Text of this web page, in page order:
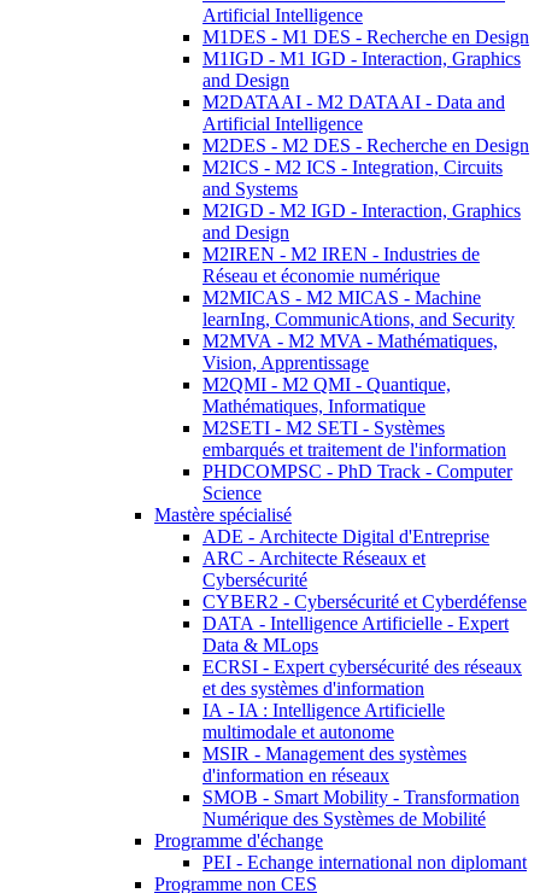
Artificial Intelligence
M1DES - M1 DES - Recherche en Design
M1IGD - M1 IGD - Interaction, Graphics
and Design
M2DATAAI - M2 DATAAI - Data and
Artificial Intelligence
M2DES - M2 DES - Recherche en Design
M2ICS - M2 ICS - Integration, Circuits
and Systems
M2IGD - M2 IGD - Interaction, Graphics
and Design
M2IREN - M2 IREN - Industries de
Réseau et économie numérique
M2MICAS - M2 MICAS - Machine
learnIng, CommunicAtions, and Security
M2MVA - M2 MVA - Mathématiques,
Vision, Apprentissage
M2QMI - M2 QMI - Quantique,
Mathématiques, Informatique
M2SETI - M2 SETI - Systèmes
embarqués et traitement de l'information
PHDCOMPSC - PhD Track - Computer
Science
Mastère spécialisé
ADE - Architecte Digital d'Entreprise
ARC - Architecte Réseaux et
Cybersécurité
CYBER2 - Cybersécurité et Cyberdéfense
DATA - Intelligence Artificielle - Expert
Data & MLops
ECRSI - Expert cybersécurité des réseaux
et des systèmes d'information
IA - IA : Intelligence Artificielle
multimodale et autonome
MSIR - Management des systèmes
d'information en réseaux
SMOB - Smart Mobility - Transformation
Numérique des Systèmes de Mobilité
Programme d'échange
PEI - Echange international non diplomant
Programme non CES